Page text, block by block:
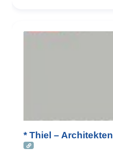
* Thiel –